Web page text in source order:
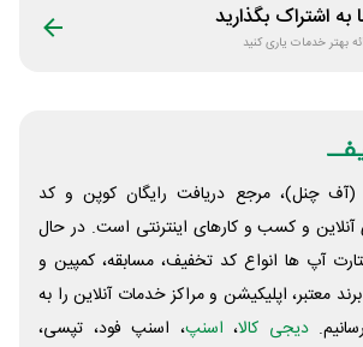
به اشتراک بگذارید
بهتر خدمات یاری کنید
(آف چنل)، مرجع دریافت رایگان کوپن و کد
و کسب و‌ کارهای اینترنتی است. در حال
آپ ها انواع کد تخفیف، مسابقه، کمپین و
معتبر، اپلیکیشن و مراکز خدمات آنلاین را به
دیجی کالا، اسنپ، اسنپ فود، تپسی،